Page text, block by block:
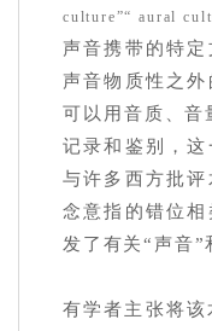
culture”“ aural
声音携带的特
声音物质性之
可以用音质、音
记录和鉴别，这
与许多西方批
念意指的错位相
发了有关“声音”
有学者主张将该